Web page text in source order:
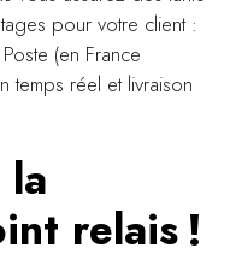
pour votre client :
(en France
temps réel et livraison
relais !